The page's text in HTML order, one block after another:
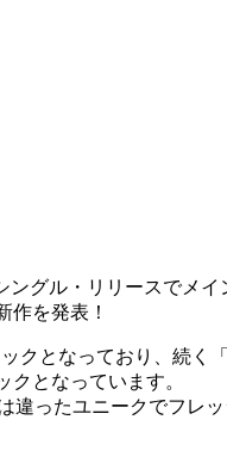
ングル・リリースでメ
作を発表！
クとなっており、続く
となっています。
違ったユニークでフレ